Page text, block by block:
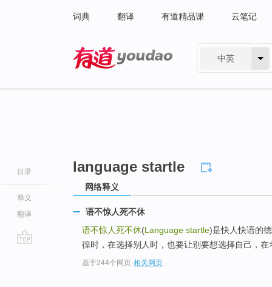
词典 翻译 有道精品课 云笔记
中英
目录
释义
翻译
language startle
网络释义
语不惊人死不休
语不惊人死不休(Language startle)是快人快语的
徨时，在选择别人时，也要让别要想选择自己，
基于244个网页-相关网页